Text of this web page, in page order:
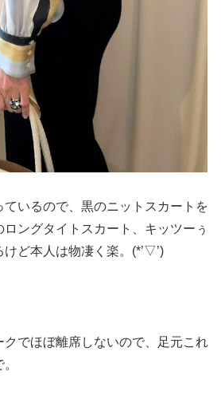
いるので、黒のニットスカートを
ングタイトスカート、キッツーぅ
ど本人は物凄く楽。(*’▽’)
でほぼ離席しないので、足元これ